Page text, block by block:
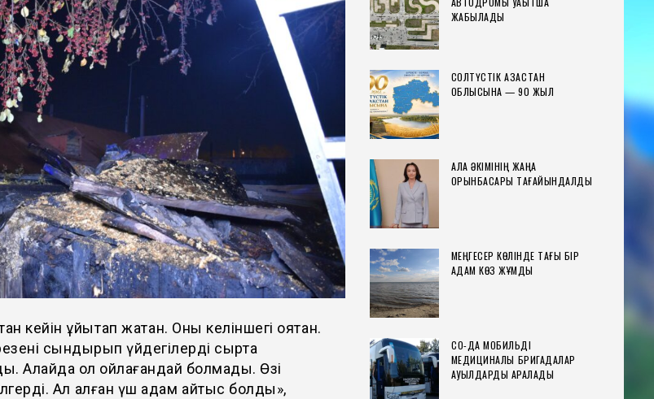
кейін ұйықтап жатқан. Оны келіншегі оятқан.
сындырып үйдегілерді сыртқа
Алайда ол ойлағандай болмады. Өзі
Ал қалған үш адам қайтыс болды»,
ЖАБЫЛАДЫ
СОЛТҮСТІК ҚАЗАҚСТАН
ОБЛЫСЫНА — 90 ЖЫЛ
ҚАЛА ӘКІМІНІҢ ЖАҢА
ОРЫНБАСАРЫ ТАҒАЙЫНДАЛДЫ
МЕҢГЕСЕР КӨЛІНДЕ ТАҒЫ БІР
АДАМ КӨЗ ЖҰМДЫ
СҚО-ДА МОБИЛЬДІ
МЕДИЦИНАЛЫҚ БРИГАДАЛАР
АУЫЛДАРДЫ АРАЛАДЫ